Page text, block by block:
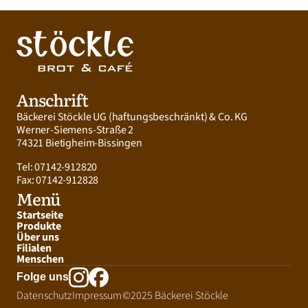
Anschrift
Bäckerei Stöckle UG (haftungsbeschränkt) & Co. KG
Werner-Siemens-Straße 2
74321 Bietigheim-Bissingen
Tel: 07142-912820
Fax: 07142-912828
Menü
Startseite
Produkte
Über uns
Filialen
Menschen
©2025 Bäckerei Stöckle
DatenschutzImpressum
Folge uns